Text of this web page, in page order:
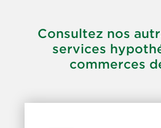
Consultez nos
services
commerces